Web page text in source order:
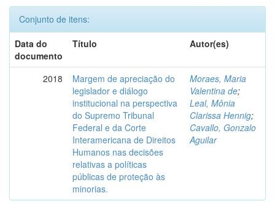
Conjunto de itens:
Data do
documento
Título Autor(es)
2018
Margem de apreciação do
legislador e diálogo
institucional na perspectiva
do Supremo Tribunal
Federal e da Corte
Interamericana de Direitos
Humanos nas decisões
relativas a políticas
públicas de proteção às
minorias.
Moraes, Maria
Valentina de;
Leal, Mônia
Clarissa Hennig;
Cavallo, Gonzalo
Aguilar